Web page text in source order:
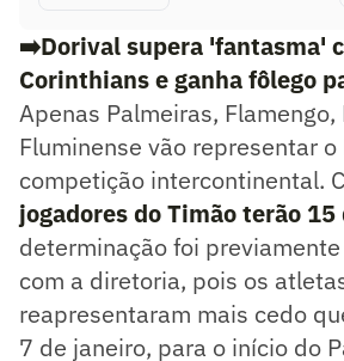
➡️Dorival supera 'fantasma'
Corinthians e ganha fôlego
Apenas Palmeiras, Flamengo,
Fluminense vão representar o
competição intercontinental.
jogadores do Timão terão
determinação foi
com a diretoria, pois os
reapresentaram mais cedo
7 de janeiro, para o início do